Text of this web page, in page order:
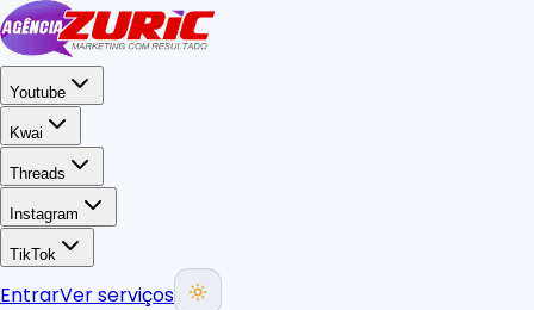
Youtube
Kwai
Threads
Instagram
TikTok
EntrarVer serviços